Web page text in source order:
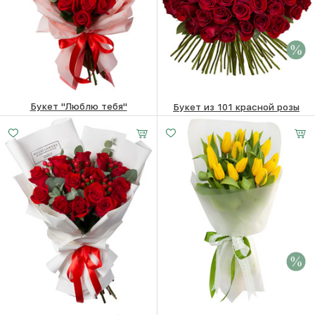
Букет "Люблю тебя"
5470
Букет из 101 красной розы
29970 ₽ 21560₽